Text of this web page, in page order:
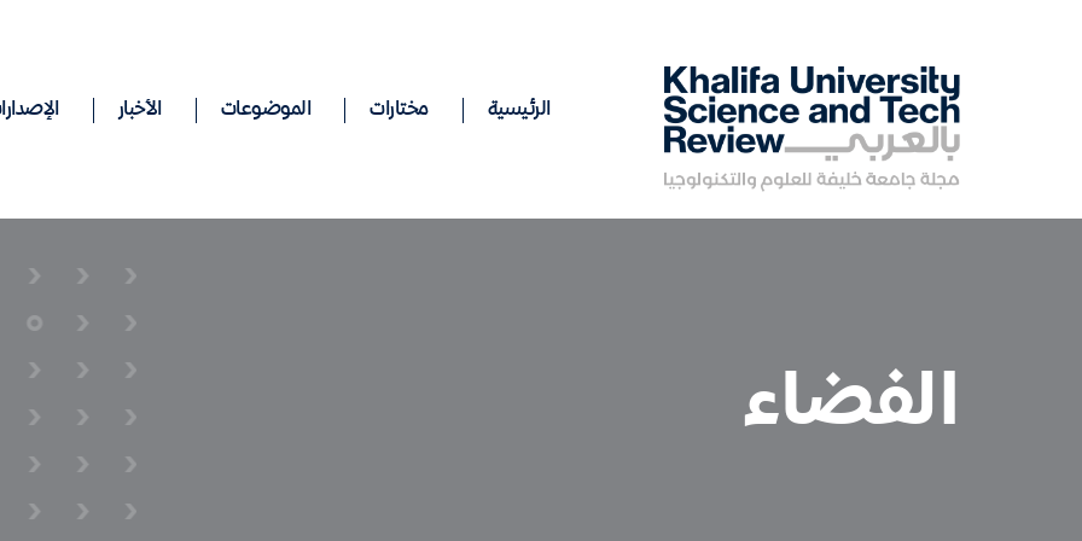
الرئيسية مختارات الموضوعات الأخبار
الفضاء